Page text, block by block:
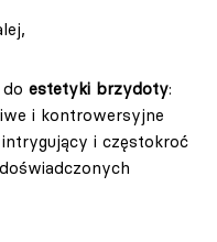
estetyki brzydoty:
i kontrowersyjne
i częstokroć